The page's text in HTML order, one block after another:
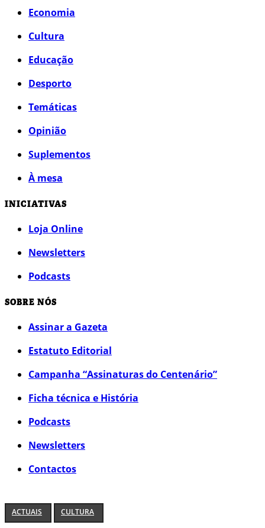
ACTUAIS CULTURA
Economia
Cultura
Educação
Desporto
Temáticas
Opinião
Suplementos
À mesa
INICIATIVAS
Loja Online
Newsletters
Podcasts
SOBRE NÓS
Assinar a Gazeta
Estatuto Editorial
Campanha “Assinaturas do Centenário”
Ficha técnica e História
Podcasts
Newsletters
Contactos